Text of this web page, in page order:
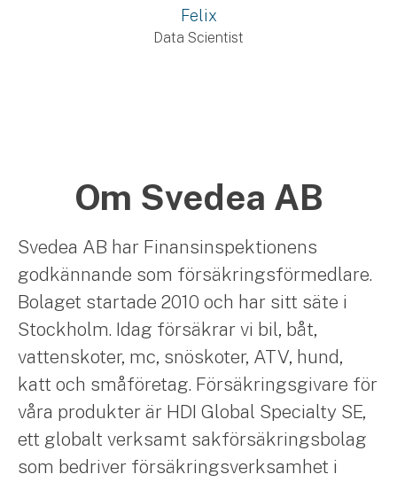
Felix
Data Scientist
Om Svedea AB
Svedea AB har Finansinspektionens
godkännande som försäkringsförmedlare.
Bolaget startade 2010 och har sitt säte i
Stockholm. Idag försäkrar vi bil, båt,
vattenskoter, mc, snöskoter, ATV, hund,
katt och småföretag. Försäkringsgivare för
våra produkter är HDI Global Specialty SE,
ett globalt verksamt sakförsäkringsbolag
som bedriver försäkringsverksamhet i